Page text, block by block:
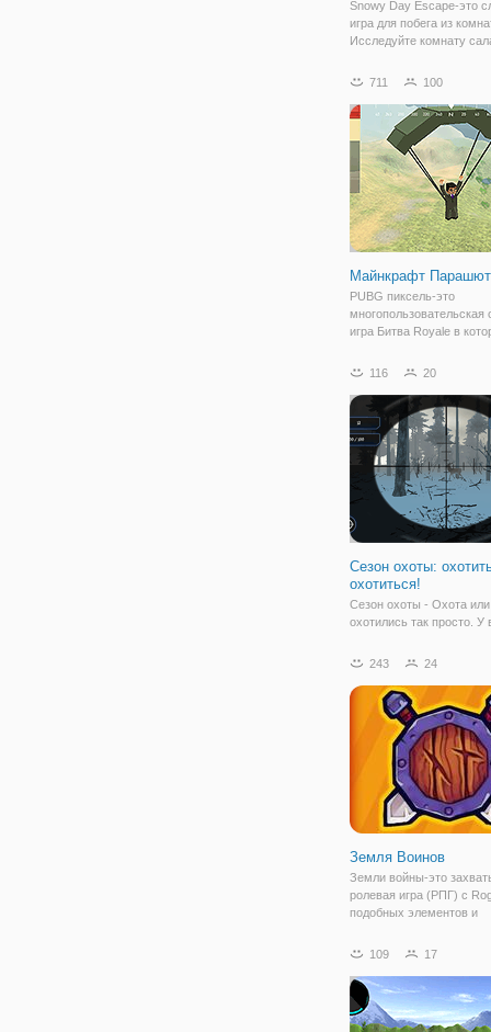
Snowy Day Escape-это
игра для побега из
Исследуйте комнату
найти подсказки о том,
игра побега из комнаты,
711 100
Майнкрафт
PUBG пиксель-это
многопользовательская
игра Битва Royale в
Королевской битве, типа
человек, стоящий бой,
бороться, чтобы
последним
116 20
Сезон охоты:
охотиться!
Сезон охоты - Охота
охотились так просто. У
есть, улучшайте свое
получите больше
охотиться это. Как
время, вы должны
243 24
Земля Воинов
Земли войны-это
ролевая игра (РПГ) с
подобных элементов и
можете использовать
стрелы, и даже
для сражения с
109 17